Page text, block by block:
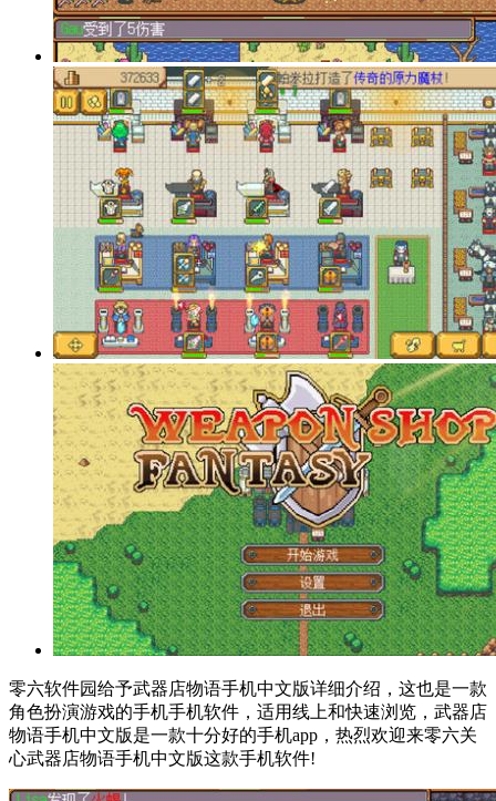
零六软件园给予武器店物语手机中文版详细介绍，这也是一款
角色扮演游戏的手机手机软件，适用线上和快速浏览，武器店
物语手机中文版是一款十分好的手机app，热烈欢迎来零六关
心武器店物语手机中文版这款手机软件!